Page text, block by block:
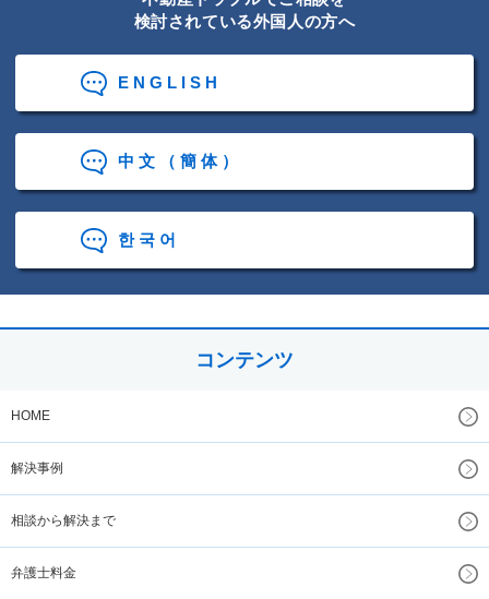
検討されている外国人の方へ
ENGLISH
中文（簡体）
한국어
コンテンツ
HOME
解決事例
相談から解決まで
弁護士料金